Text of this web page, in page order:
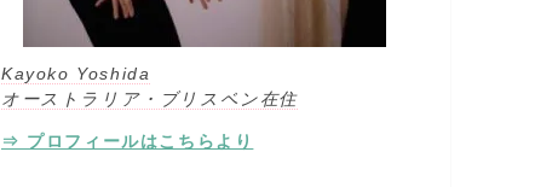
Kayoko Yoshida
オーストラリア・ブリスベン在住
⇒ プロフィールはこちらより